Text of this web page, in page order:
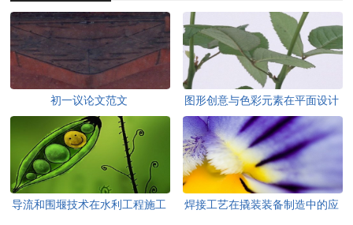
初一议论文范文
图形创意与色彩元素在平面设计
中的应用论文
导流和围堰技术在水利工程施工
焊接工艺在撬装装备制造中的应